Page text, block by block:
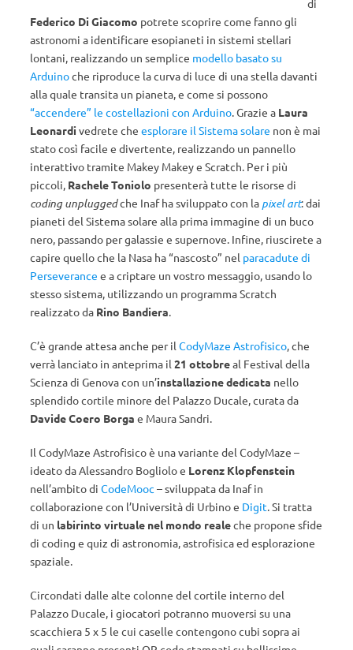
di
Federico Di Giacomo potrete scoprire come fanno gli
astronomi a identificare esopianeti in sistemi stellari
lontani, realizzando un semplice modello basato su
Arduinoche riproduce la curva di luce di una stella davanti
alla quale transita un pianeta, e come si possono
“accendere” le costellazioni con Arduino. Grazie a Laura
Leonardi vedrete che esplorare il Sistema solare non è mai
stato così facile e divertente, realizzando un pannello
interattivo tramite Makey Makey e Scratch. Per i più
piccoli, Rachele Toniolo presenterà tutte le risorse di
coding unpluggedche Inaf ha sviluppato con la pixel art: dai
pianeti del Sistema solare alla prima immagine di un buco
nero, passando per galassie e supernove. Infine, riuscirete a
capire quello che la Nasa ha “nascosto” nel paracadute di
Perseverance e a criptare un vostro messaggio, usando lo
stesso sistema, utilizzando un programma Scratch
realizzato da Rino Bandiera.
C’è grande attesa anche per il CodyMaze Astrofisico, che
verrà lanciato in anteprima il 21 ottobreal Festival della
Scienza di Genova con un’installazione dedicata nello
splendido cortile minore del Palazzo Ducale, curata da
Davide Coero Borga e Maura Sandri.
Il CodyMaze Astrofisico è una variante del CodyMaze –
ideato da Alessandro Bogliolo e Lorenz Klopfenstein
nell’ambito di CodeMooc – sviluppata da Inaf in
collaborazione con l’Università di Urbino e Digit. Si tratta
di un labirinto virtuale nel mondo realeche propone sfide
di coding e quiz di astronomia, astrofisica ed esplorazione
spaziale.
Circondati dalle alte colonne del cortile interno del
Palazzo Ducale, i giocatori potranno muoversi su una
scacchiera 5 x 5 le cui caselle contengono cubi sopra ai